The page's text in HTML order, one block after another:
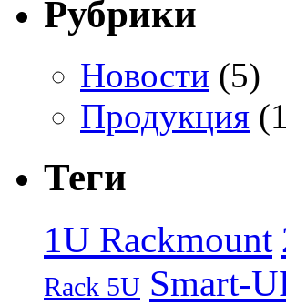
Рубрики
Новости (5)
Продукция
Теги
1U Rackmount
Rack 5U Smart-